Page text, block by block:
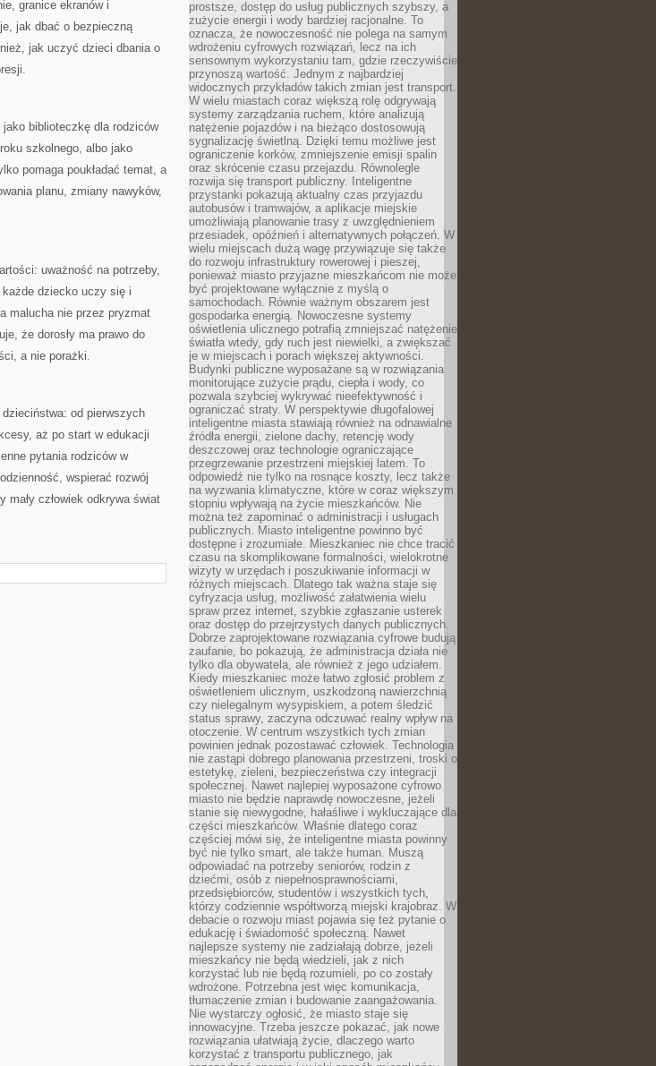
granice ekranów i
jak dbać o bezpieczną
jak uczyć dzieci dbania o
biblioteczkę dla rodziców
szkolnego, albo jako
pomaga poukładać temat, a
planu, zmiany nawyków,
uważność na potrzeby,
dziecko uczy się i
malucha nie przez pryzmat
że dorosły ma prawo do
a nie porażki.
od pierwszych
aż po start w edukacji
pytania rodziców w
wspierać rozwój
człowiek odkrywa świat
prostsze, dostęp do usług publicznych szybszy, a
zużycie energii i wody bardziej racjonalne. To
oznacza, że nowoczesność nie polega na samym
wdrożeniu cyfrowych rozwiązań, lecz na ich
sensownym wykorzystaniu tam, gdzie rzeczywiście
przynoszą wartość. Jednym z najbardziej
widocznych przykładów takich zmian jest transport.
W wielu miastach coraz większą rolę odgrywają
systemy zarządzania ruchem, które analizują
natężenie pojazdów i na bieżąco dostosowują
sygnalizację świetlną. Dzięki temu możliwe jest
ograniczenie korków, zmniejszenie emisji spalin
oraz skrócenie czasu przejazdu. Równolegle
rozwija się transport publiczny. Inteligentne
przystanki pokazują aktualny czas przyjazdu
autobusów i tramwajów, a aplikacje miejskie
umożliwiają planowanie trasy z uwzględnieniem
przesiadek, opóźnień i alternatywnych połączeń. W
wielu miejscach dużą wagę przywiązuje się także
do rozwoju infrastruktury rowerowej i pieszej,
ponieważ miasto przyjazne mieszkańcom nie może
być projektowane wyłącznie z myślą o
samochodach. Równie ważnym obszarem jest
gospodarka energią. Nowoczesne systemy
oświetlenia ulicznego potrafią zmniejszać natężenie
światła wtedy, gdy ruch jest niewielki, a zwiększać
je w miejscach i porach większej aktywności.
Budynki publiczne wyposażane są w rozwiązania
monitorujące zużycie prądu, ciepła i wody, co
pozwala szybciej wykrywać nieefektywność i
ograniczać straty. W perspektywie długofalowej
inteligentne miasta stawiają również na odnawialne
źródła energii, zielone dachy, retencję wody
deszczowej oraz technologie ograniczające
przegrzewanie przestrzeni miejskiej latem. To
odpowiedź nie tylko na rosnące koszty, lecz także
na wyzwania klimatyczne, które w coraz większym
stopniu wpływają na życie mieszkańców. Nie
można też zapominać o administracji i usługach
publicznych. Miasto inteligentne powinno być
dostępne i zrozumiałe. Mieszkaniec nie chce tracić
czasu na skomplikowane formalności, wielokrotne
wizyty w urzędach i poszukiwanie informacji w
różnych miejscach. Dlatego tak ważna staje się
cyfryzacja usług, możliwość załatwienia wielu
spraw przez internet, szybkie zgłaszanie usterek
oraz dostęp do przejrzystych danych publicznych.
Dobrze zaprojektowane rozwiązania cyfrowe budują
zaufanie, bo pokazują, że administracja działa nie
tylko dla obywatela, ale również z jego udziałem.
Kiedy mieszkaniec może łatwo zgłosić problem z
oświetleniem ulicznym, uszkodzoną nawierzchnią
czy nielegalnym wysypiskiem, a potem śledzić
status sprawy, zaczyna odczuwać realny wpływ na
otoczenie. W centrum wszystkich tych zmian
powinien jednak pozostawać człowiek. Technologia
nie zastąpi dobrego planowania przestrzeni, troski o
estetykę, zieleni, bezpieczeństwa czy integracji
społecznej. Nawet najlepiej wyposażone cyfrowo
miasto nie będzie naprawdę nowoczesne, jeżeli
stanie się niewygodne, hałaśliwe i wykluczające dla
części mieszkańców. Właśnie dlatego coraz
częściej mówi się, że inteligentne miasta powinny
być nie tylko smart, ale także human. Muszą
odpowiadać na potrzeby seniorów, rodzin z
dziećmi, osób z niepełnosprawnościami,
przedsiębiorców, studentów i wszystkich tych,
którzy codziennie współtworzą miejski krajobraz. W
debacie o rozwoju miast pojawia się też pytanie o
edukację i świadomość społeczną. Nawet
najlepsze systemy nie zadziałają dobrze, jeżeli
mieszkańcy nie będą wiedzieli, jak z nich
korzystać lub nie będą rozumieli, po co zostały
wdrożone. Potrzebna jest więc komunikacja,
tłumaczenie zmian i budowanie zaangażowania.
Nie wystarczy ogłosić, że miasto staje się
innowacyjne. Trzeba jeszcze pokazać, jak nowe
rozwiązania ułatwiają życie, dlaczego warto
korzystać z transportu publicznego, jak